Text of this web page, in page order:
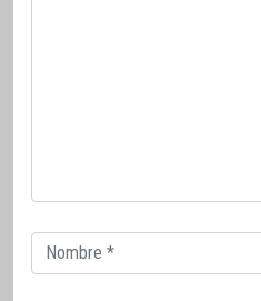
Correo
electrónico